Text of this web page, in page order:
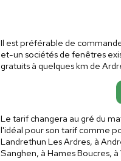
Il est préférable de
et-un sociétés de fenêtres
gratuits à quelques km de
Le tarif changera au gré du
l'idéal pour son tarif comme
Landrethun Les Ardres, à
Sanghen, à Hames Boucres,